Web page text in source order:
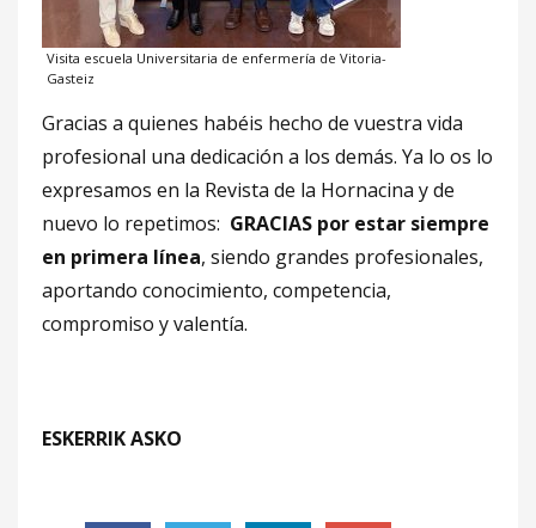
Visita escuela Universitaria de enfermería de Vitoria-
Gasteiz
Gracias a quienes habéis hecho de vuestra vida
profesional una dedicación a los demás. Ya lo os lo
expresamos en la Revista de la Hornacina y de
nuevo lo repetimos: GRACIAS por estar siempre
en primera línea, siendo grandes profesionales,
aportando conocimiento, competencia,
compromiso y valentía.
ESKERRIK ASKO